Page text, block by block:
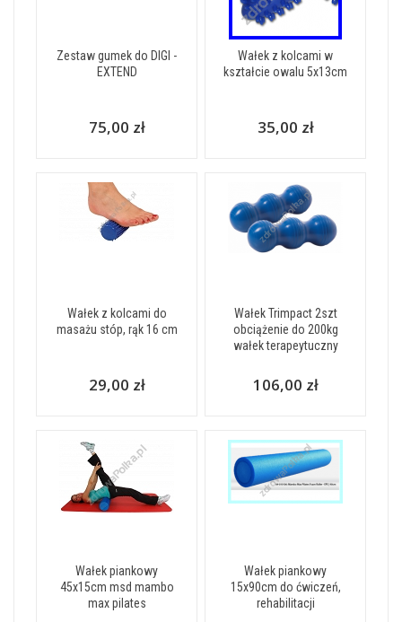
Zestaw gumek do DIGI -
EXTEND
75,00 zł
Wałek z kolcami w
kształcie owalu 5x13cm
35,00 zł
Wałek z kolcami do
masażu stóp, rąk 16 cm
29,00 zł
Wałek Trimpact 2szt
obciążenie do 200kg
wałek terapeytuczny
106,00 zł
Wałek piankowy
45x15cm msd mambo
max pilates
Wałek piankowy
15x90cm do ćwiczeń,
rehabilitacji